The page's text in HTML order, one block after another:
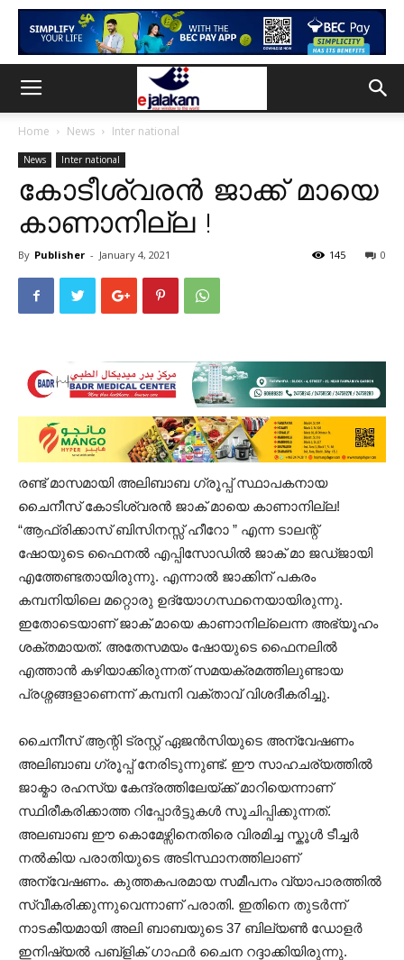
Home News Inter national
News Inter national
കോടീശ്വരൻ ജാക്ക് മായെ
കാണാനില്ല !
By Publisher - January 4, 2021 0
145
രണ്ട് മാസമായി അലിബാബ ഗ്രൂപ്പ് സ്ഥാപകനായ
ചൈനീസ് കോടിശ്വരൻ ജാക് മായെ കാണാനില്ല!
“ആഫ്രിക്കാസ് ബിസിനസ്സ് ഹീറോ ” എന്ന ടാലന്റ്
ഷോയുടെ ഫൈനൽ എപ്പിസോഡിൽ ജാക് മാ ജഡ്ജായി
എത്തേണ്ടതായിരുന്നു. എന്നാൽ ജാക്കിന് പകരം
കമ്പനിയിലെ മറ്റൊരു ഉദ്യോഗസ്ഥനെയായിരുന്നു.
ഇതോടെയാണ് ജാക് മായെ കാണാനില്ലെന്ന അഭ്യൂഹം
ശക്തമായത്. അതേസമയം ഷോയുടെ ഫൈനലിൽ
എത്താൻ കഴിയാക്കിരുന്നത് സമയക്രമത്തിലുണ്ടായ
പ്രശ്നങ്ങളാണെന്ന് കമ്പനി വക്താവ് വിശദീകരിച്ചു.
ചൈനീസ് ആന്റി ട്രസ്റ്റ് ഏജൻസിയുടെ അന്വേഷണം
അലിബാബ ഗ്രൂപ്പ് നേരിടുന്നുണ്ട്. ഈ സാഹചര്യത്തിൽ
ജാക്മാ രഹസ്യ കേന്ദ്രത്തിലേയ്ക്ക് മാറിയെന്നാണ്
സ്ഥിരീകരിക്കാത്ത റിപ്പോർട്ടുകൾ സൂചിപ്പിക്കുന്നത്.
അലബാബ ഈ കൊമേഴ്സിനെതിരെ വിരമിച്ച സ്കൂൾ ടീച്ചർ
നൽകിയ പരാതിയുടെ അടിസ്ഥാനത്തിലാണ്
അന്വേഷണം. കുത്തകപരമായ സമീപനം വ്യാപാരത്തിൽ
സ്വീകരിക്കുന്നുവെന്നാണ് പരാതി. ഇതിനെ തുടർന്ന്
നാടകീയമായി അലി ബാബയുടെ 37 ബില്യൺ ഡോളർ
ഇനിഷ്യൽ പബ്ളിക് ഗാഫർ ചൈന റദ്ദാക്കിയിരുന്നു.